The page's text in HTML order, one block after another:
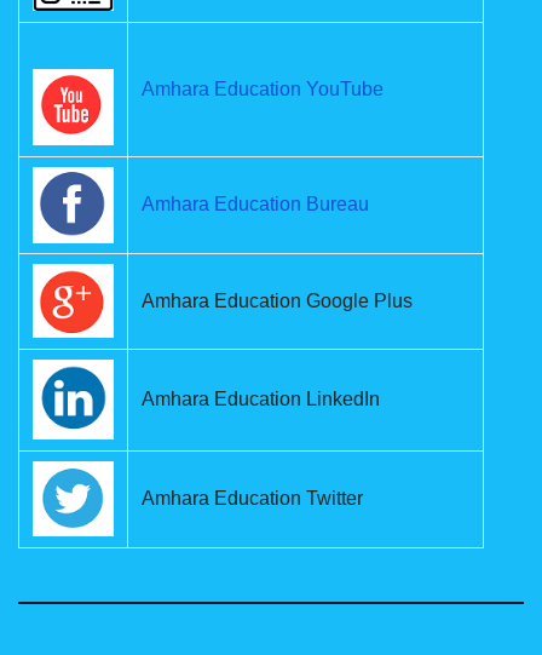
Amhara Education YouTube
Amhara Education Bureau
Amhara Education Google Plus
Amhara Education LinkedIn
Amhara Education Twitter